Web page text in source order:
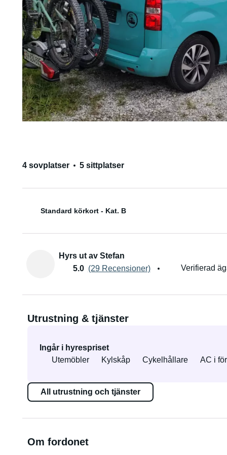
4 sovplatser 5 sittplatser
Standard körkort - Kat. B
Hyrs ut av Stefan
5.0 (29 Recensioner) Verifierad
Utrustning & tjänster
Ingår i hyrespriset
Utemöbler
Kylskåp Cykelhållare AC i
All utrustning och tjänster
Om fordonet